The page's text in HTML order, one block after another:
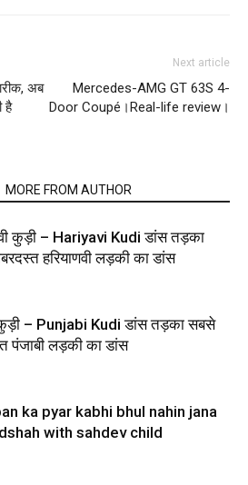
अब
है
Next article
Mercedes-AMG GT 63S 4-
Door Coupé।Real-life review।
MORE FROM AUTHOR
कुड़ी – Hariyavi Kudi डांस तड़का
हरियाणवी लड़की का डांस
– Punjabi Kudi डांस तड़का सबसे
पंजाबी लड़की का डांस
ka pyar kabhi bhul nahin jana
with sahdev child